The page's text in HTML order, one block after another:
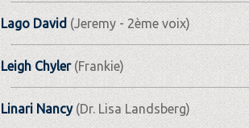
Lago David (Jeremy - 2ème voix)
Leigh Chyler(Frankie)
Linari Nancy(Dr. Lisa Landsberg)